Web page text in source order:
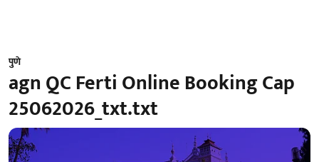
पुणे
agn QC Ferti Online Booking Cap
25062026_txt.txt